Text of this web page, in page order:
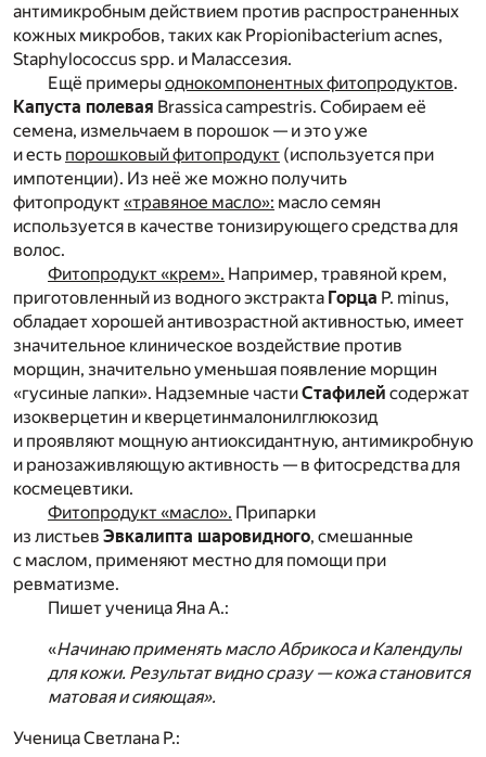
антимикробным действием против распространенных
кожных микробов, таких как Propionibacterium acnes,
Staphylococcus spp. и Малассезия.
Ещё примеры однокомпонентных фитопродуктов.
Капуста полевая Brassica campestris. Собираем её
семена, измельчаем в порошок — и это уже
и есть порошковый фитопродукт (используется при
импотенции). Из неё же можно получить
фитопродукт«травяное масло»: масло семян
используется в качестве тонизирующего средства для
волос.
Фитопродукт «крем». Например, травяной крем,
приготовленный из водного экстракта Горца P. minus,
обладает хорошей антивозрастной активностью, имеет
значительное клиническое воздействие против
морщин, значительно уменьшая появление морщин
«гусиные лапки». Надземные частиСтафилей содержат
изокверцетин и кверцетинмалонилглюкозид
и проявляют мощную антиоксидантную, антимикробную
и ранозаживляющую активность — в фитосредства для
космецевтики.
Фитопродукт «масло». Припарки
из листьев Эвкалипта шаровидного, смешанные
с маслом, применяют местно для помощи при
ревматизме.
Пишет ученица Яна А.:
«Начинаю применять масло Абрикоса и Календулы
для кожи. Результат видно сразу — кожа становится
матовая и сияющая».
Ученица Светлана Р.: